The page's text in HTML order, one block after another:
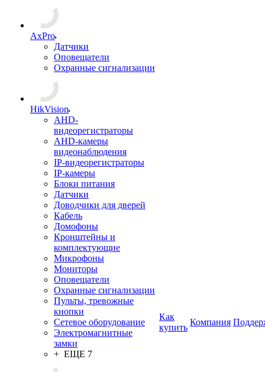
AxPro
Датчики
Оповещатели
Охранные сигнализации
HikVision
AHD-
видеорегистраторы
AHD-камеры
видеонаблюдения
IP-видеорегистраторы
IP-камеры
Блоки питания
Датчики
Доводчики для дверей
Кабель
Домофоны
Кронштейны и
комплектующие
Микрофоны
Мониторы
Оповещатели
Охранные сигнализации
Пульты, тревожные
кнопки
Сетевое оборудование
Электромагнитные
замки
+ ЕЩЕ 7
Как
купить
Компания